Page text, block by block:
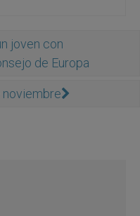
joven con
de Europa
noviembre